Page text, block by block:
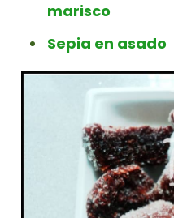
marisco
Sepia en asado